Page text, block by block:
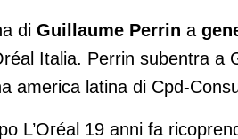
Italia
di Guillaume Perrin a
Italia. Perrin subentra a
america latina di Cpd-
L’Oréal 19 anni fa